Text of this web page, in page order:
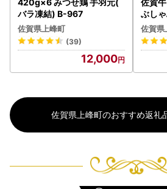
420g×6 みつせ鶏 手羽元(
バラ凍結) B-967
佐賀県上峰町
(39)
12,000
佐賀
ぶし
ルド
佐賀県
佐賀県上峰町のおすすめ返礼